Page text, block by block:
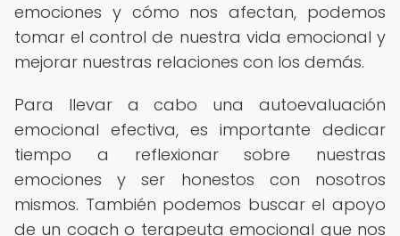
emociones y cómo nos afectan, podemos
tomar el control de nuestra vida emocional y
mejorar nuestras relaciones con los demás.
Para llevar a cabo una autoevaluación
emocional efectiva, es importante dedicar
tiempo a reflexionar sobre nuestras
emociones y ser honestos con nosotros
mismos. También podemos buscar el apoyo
de un coach o terapeuta emocional que nos